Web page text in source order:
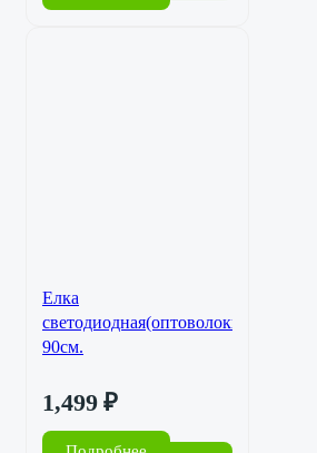
Елка
светодиодная(оптоволокно)
90см.
1,499 ₽